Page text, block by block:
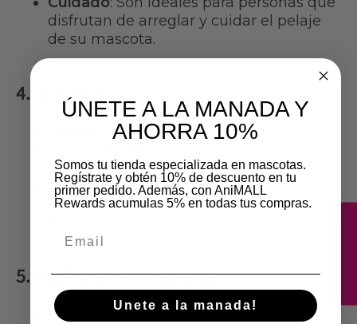
disfrutan de arreglar y cuidar el pelaje
de su mascota.
4. Shih Tzu
: De 4 a 7 kg.
buenos con los niños.
Cuidado: Necesitan atención constante
para mantener su pelaje limpio y libre
5. Dachshund (Miniatura)
Tamaño
: De 3.5 a 5 kg.
ÚNETE A LA MANADA Y
AHORRA 10%
Somos tu tienda especializada en mascotas.
Regístrate y obtén 10% de descuento en tu
primer pedido. Además, con AniMALL
Rewards acumulas 5% en todas tus compras.
Unete a la manada!